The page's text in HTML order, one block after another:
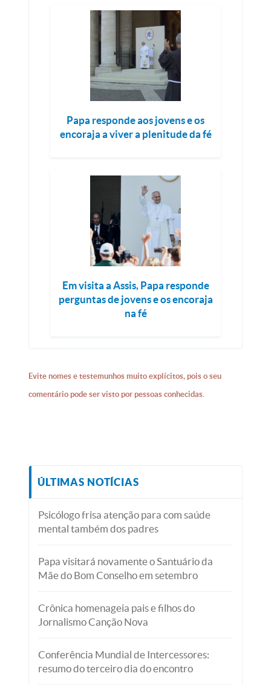
Papa responde aos jovens e os
encoraja a viver a plenitude da fé
Em visita a Assis, Papa responde
perguntas de jovens e os encoraja
na fé
Evite nomes e testemunhos muito explícitos, pois o seu
comentário pode ser visto por pessoas conhecidas.
ÚLTIMAS NOTÍCIAS
Psicólogo frisa atenção para com saúde
mental também dos padres
Papa visitará novamente o Santuário da
Mãe do Bom Conselho em setembro
Crônica homenageia pais e filhos do
Jornalismo Canção Nova
Conferência Mundial de Intercessores:
resumo do terceiro dia do encontro